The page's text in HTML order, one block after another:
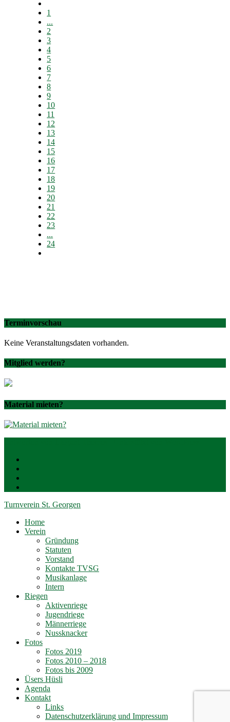
1
...
2
3
4
5
6
7
8
9
10
11
12
13
14
15
16
17
18
19
20
21
22
23
...
24
Terminvorschau
Keine Veranstaltungsdaten vorhanden.
Mitglied werden?
Material mieten?
Turnverein St. Georgen
Home
Verein
Gründung
Statuten
Vorstand
Kontakte TVSG
Musikanlage
Intern
Riegen
Aktivenriege
Jugendriege
Männerriege
Nussknacker
Fotos
Fotos 2019
Fotos 2010 – 2018
Fotos bis 2009
Üsers Hüsli
Agenda
Kontakt
Links
Datenschutzerklärung und Impressum